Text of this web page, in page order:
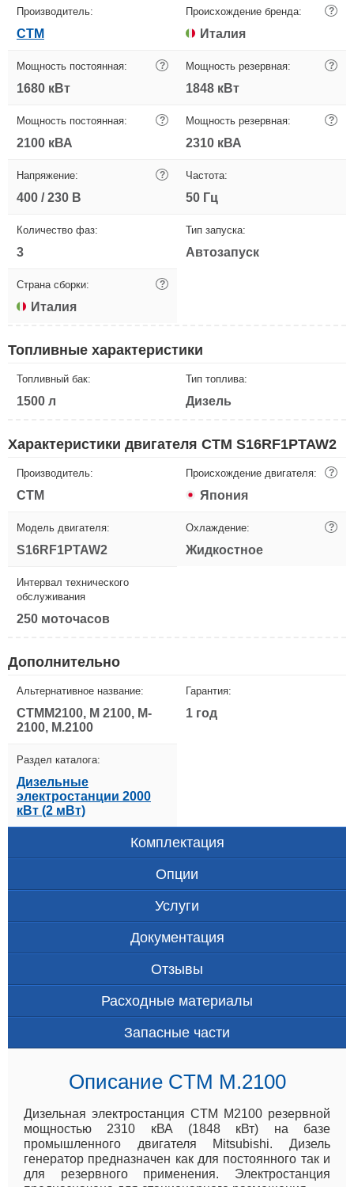
Производитель:
CTM
Происхождение бренда: ?
Италия
Мощность постоянная: ?
1680 кВт
Мощность резервная: ?
1848 кВт
Мощность постоянная: ?
2100 кВА
Мощность резервная: ?
2310 кВА
Напряжение: ?
400 / 230 В
Частота:
50 Гц
Количество фаз:
3
Тип запуска:
Автозапуск
Страна сборки: ?
Италия
Топливные характеристики
Топливный бак:
1500 л
Тип топлива:
Дизель
Характеристики двигателя CTM S16RF1PTAW2
Производитель:
CTM
Происхождение двигателя: ?
Япония
Модель двигателя:
S16RF1PTAW2
Охлаждение: ?
Жидкостное
Интервал технического
обслуживания
250 моточасов
Дополнительно
Альтернативное название:
CTMM2100, M 2100, M-
2100, M.2100
Гарантия:
1 год
Раздел каталога:
Дизельные
электростанции 2000
кВт (2 мВт)
Комплектация
Опции
Услуги
Документация
Отзывы
Расходные материалы
Запасные части
Описание CTM M.2100
Дизельная электростанция CTM M2100 резервной
мощностью 2310 кВА (1848 кВт) на базе
промышленного двигателя Mitsubishi. Дизель
генератор предназначен как для постоянного так и
для резервного применения. Электростанция